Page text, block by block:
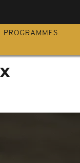
PROGRAMMES